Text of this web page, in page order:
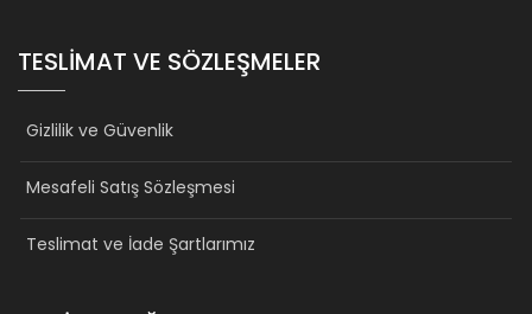
TESLIMAT VE SÖZLEŞMELER
Gizlilik ve Güvenlik
Mesafeli Satış Sözleşmesi
Teslimat ve İade Şartlarımız